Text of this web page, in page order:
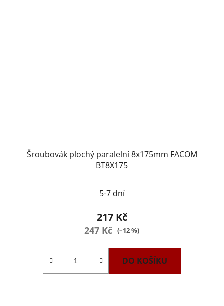
Šroubovák plochý paralelní 8x175mm FACOM
BT8X175
5-7 dní
217 Kč
247 Kč (–12 %)
DO KOŠÍKU